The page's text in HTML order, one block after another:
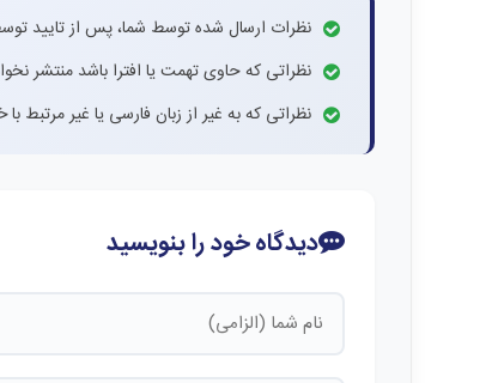
نظرات ارسال شده توسط شما، پس از تایید
نظراتی که حاوی تهمت یا افترا باشد منتشر
نظراتی که به غیر از زبان فارسی یا غیر مرتبط
دیدگاه خود را بنویسید